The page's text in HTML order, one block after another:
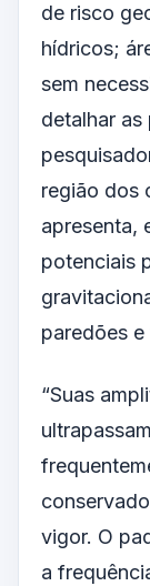
de risco
hídricos;
sem
detalhar
região dos
apresenta,
potenciais
paredões e
“Suas
vigor. O
a